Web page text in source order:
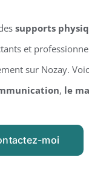
supports
et
sur Nozay.
, le
moi